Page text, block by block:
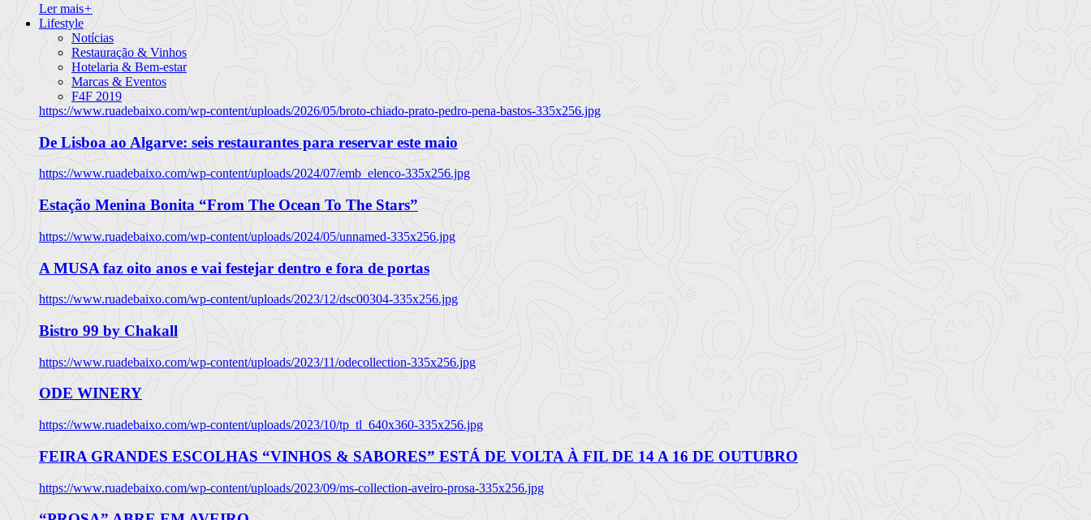
Ler mais+
Lifestyle
Notícias
Restauração & Vinhos
Hotelaria & Bem-estar
Marcas & Eventos
F4F 2019
https://www.ruadebaixo.com/wp-content/uploads/2026/05/broto-chiado-prato-pedro-pena-bastos-335x256.jpg
De Lisboa ao Algarve: seis restaurantes para reservar este maio
https://www.ruadebaixo.com/wp-content/uploads/2024/07/emb_elenco-335x256.jpg
Estação Menina Bonita “From The Ocean To The Stars”
https://www.ruadebaixo.com/wp-content/uploads/2024/05/unnamed-335x256.jpg
A MUSA faz oito anos e vai festejar dentro e fora de portas
https://www.ruadebaixo.com/wp-content/uploads/2023/12/dsc00304-335x256.jpg
Bistro 99 by Chakall
https://www.ruadebaixo.com/wp-content/uploads/2023/11/odecollection-335x256.jpg
ODE WINERY
https://www.ruadebaixo.com/wp-content/uploads/2023/10/tp_tl_640x360-335x256.jpg
FEIRA GRANDES ESCOLHAS “VINHOS & SABORES” ESTÁ DE VOLTA À FIL DE 14 A 16 DE OUTUBRO
https://www.ruadebaixo.com/wp-content/uploads/2023/09/ms-collection-aveiro-prosa-335x256.jpg